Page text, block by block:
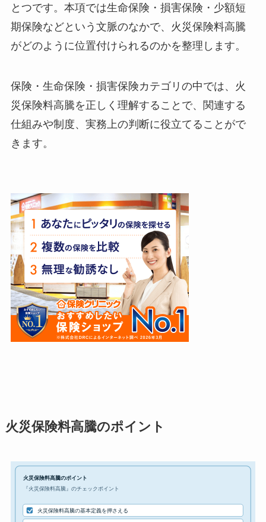
とつです。本項では生命保険・損害保険・少額短
期保険などという文脈のなかで、火災保険料高騰
がどのように位置付けられるのかを整理します。
保険・生命保険・損害保険カテゴリの中では、火
災保険料高騰を正しく理解することで、関連する
仕組みや制度、実務上の判断に役立てることがで
きます。
火災保険料高騰のポイント
火災保険料高騰のポイント
『火災保険料高騰』のチェックポイント
火災保険料高騰の基本定義を押さえる